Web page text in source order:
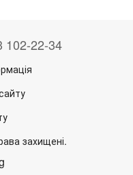
102-22-34
захищені.